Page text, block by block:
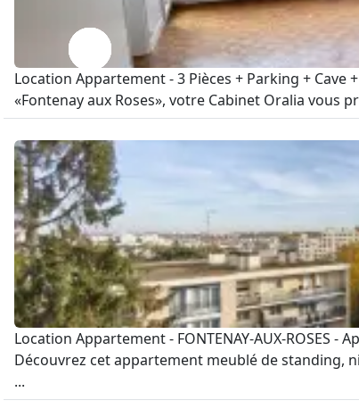
Location Appartement - 3 Pièces + Parking + Cave
«Fontenay aux Roses», votre Cabinet Oralia vous
Location Appartement - FONTENAY-AUX-ROSES -
Découvrez cet appartement meublé de standing,
...